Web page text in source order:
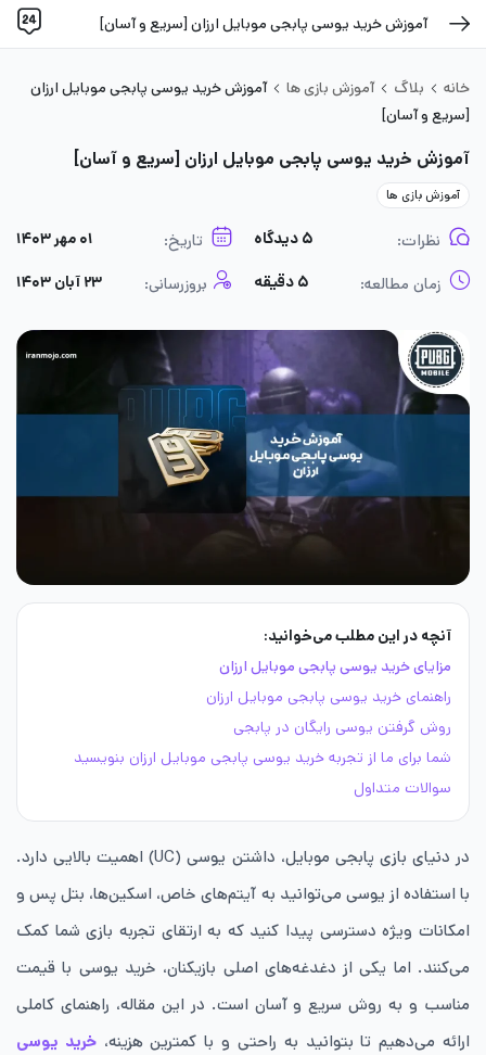
آموزش خرید یوسی پابجی موبایل ارزان [سریع و آسان]
خانه بلاگ آموزش بازی ها
آموزش خرید یوسی پابجی موبایل ارزان
[سریع و آسان]
آموزش خرید یوسی پابجی موبایل ارزان [سریع و آسان]
آموزش بازی ها
نظرات: ۵ دیدگاه تاریخ: ۰۱ مهر ۱۴۰۳
زمان مطالعه: ۵ دقیقه بروزرسانی: ۲۳ آبان ۱۴۰۳
آنچه در این مطلب می‌خوانید:
مزایای خرید یوسی پابجی موبایل ارزان
راهنمای خرید یوسی پابجی موبایل ارزان
روش گرفتن یوسی رایگان در پابجی
شما برای ما از تجربه خرید یوسی پابجی موبایل ارزان بنویسید
سوالات متداول
در دنیای بازی پابجی موبایل، داشتن یوسی (UC) اهمیت بالایی دارد.
با استفاده از یوسی می‌توانید به آیتم‌های خاص، اسکین‌ها، بتل پس و
امکانات ویژه دسترسی پیدا کنید که به ارتقای تجربه بازی شما کمک
می‌کنند. اما یکی از دغدغه‌های اصلی بازیکنان، خرید یوسی با قیمت
مناسب و به روش سریع و آسان است. در این مقاله، راهنمای کاملی
ارائه می‌دهیم تا بتوانید به راحتی و با کمترین هزینه،خرید یوسی